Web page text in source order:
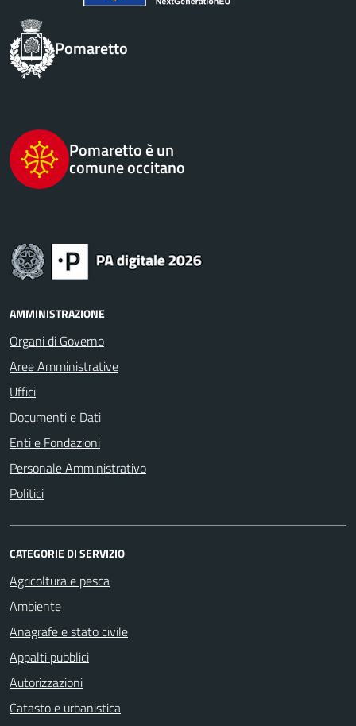
Pomaretto
Pomaretto è un
comune occitano
AMMINISTRAZIONE
Organi di Governo
Aree Amministrative
Uffici
Documenti e Dati
Enti e Fondazioni
Personale Amministrativo
Politici
CATEGORIE DI SERVIZIO
Agricoltura e pesca
Ambiente
Anagrafe e stato civile
Appalti pubblici
Autorizzazioni
Catasto e urbanistica